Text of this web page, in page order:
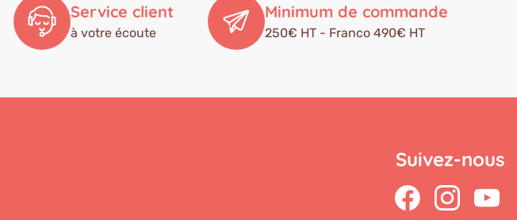
Service client
à votre écoute
Minimum de commande
250€ HT - Franco 490€ HT
Suivez-nous